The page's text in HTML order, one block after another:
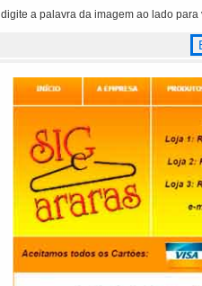
digite a palavra da imagem ao lado para